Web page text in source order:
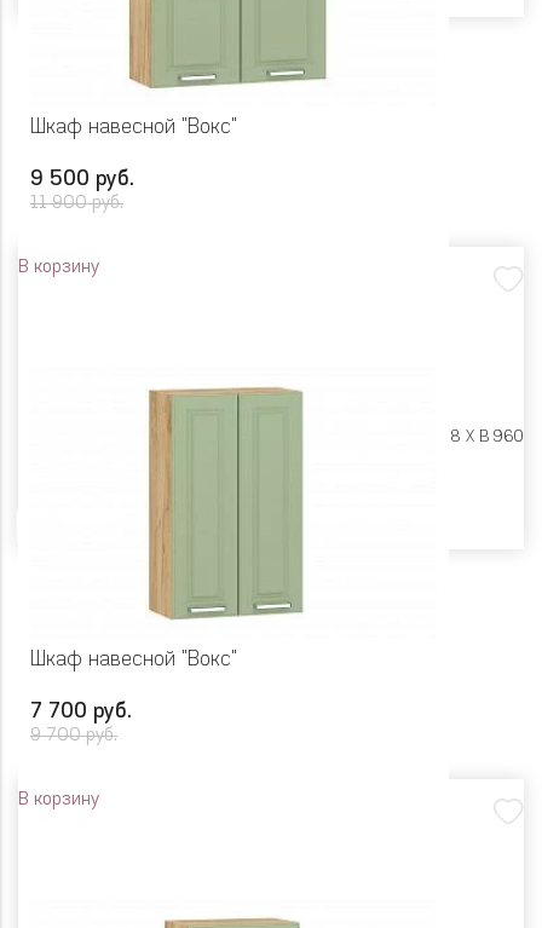
Шкаф навесной "Вокс"
9 500 руб.
11 900 руб.
В корзину
Ш 800 X Г 318 X В 960
Шкаф навесной "Вокс"
7 700 руб.
9 700 руб.
В корзину